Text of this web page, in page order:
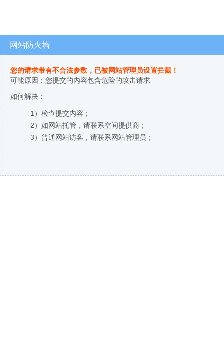
网站防火墙
您的请求带有不合法参数，已被网站管理员设置拦截！
可能原因：您提交的内容包含危险的攻击请求
如何解决：
1）检查提交内容；
2）如网站托管，请联系空间提供商；
3）普通网站访客，请联系网站管理员；